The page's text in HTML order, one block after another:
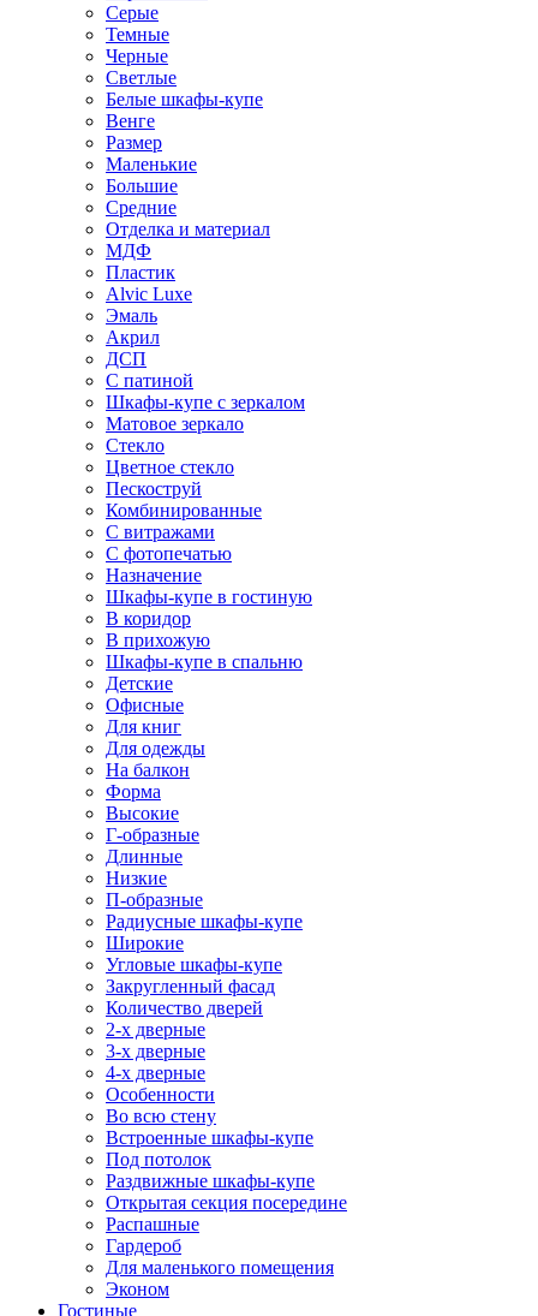
Серые
Темные
Черные
Светлые
Белые шкафы-купе
Венге
Размер
Маленькие
Большие
Средние
Отделка и материал
МДФ
Пластик
Alvic Luxe
Эмаль
Акрил
ДСП
С патиной
Шкафы-купе с зеркалом
Матовое зеркало
Стекло
Цветное стекло
Пескоструй
Комбинированные
С витражами
С фотопечатью
Назначение
Шкафы-купе в гостиную
В коридор
В прихожую
Шкафы-купе в спальню
Детские
Офисные
Для книг
Для одежды
На балкон
Форма
Высокие
Г-образные
Длинные
Низкие
П-образные
Радиусные шкафы-купе
Широкие
Угловые шкафы-купе
Закругленный фасад
Количество дверей
2-х дверные
3-х дверные
4-х дверные
Особенности
Во всю стену
Встроенные шкафы-купе
Под потолок
Раздвижные шкафы-купе
Открытая секция посередине
Распашные
Гардероб
Для маленького помещения
Эконом
Гостиные